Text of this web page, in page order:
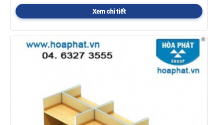
Xem chi tiết